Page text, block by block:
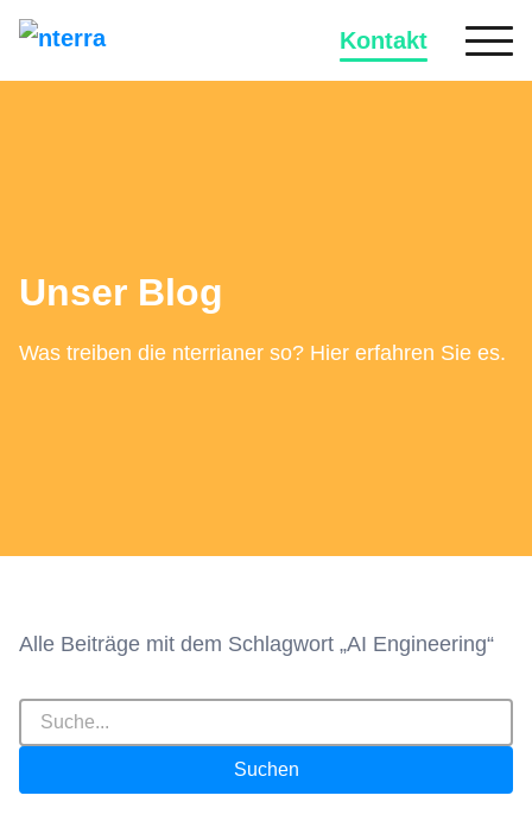
Kontakt
Unser Blog
Was treiben die nterrianer so? Hier erfahren Sie es.
Alle Beiträge mit dem Schlagwort „AI Engineering“
Suchfeld
Suchen